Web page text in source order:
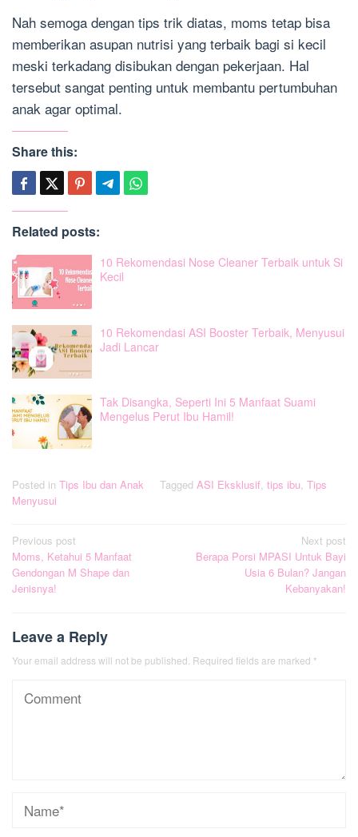
Nah semoga dengan tips trik diatas, moms tetap bisa
memberikan asupan nutrisi yang terbaik bagi si kecil
meski terkadang disibukan dengan pekerjaan. Hal
tersebut sangat penting untuk membantu pertumbuhan
anak agar optimal.
Share this:
Related posts:
10 Rekomendasi Nose Cleaner Terbaik untuk Si
Kecil
10 Rekomendasi ASI Booster Terbaik, Menyusui
Jadi Lancar
Tak Disangka, Seperti Ini 5 Manfaat Suami
Mengelus Perut Ibu Hamil!
Posted in Tips Ibu dan Anak Tagged ASI Eksklusif tips ibu Tips
Menyusui
Post
navigation
Previous post
Moms, Ketahui 5 Manfaat
Gendongan M Shape dan
Jenisnya!
Next post
Berapa Porsi MPASI Untuk Bayi
Usia 6 Bulan? Jangan
Kebanyakan!
Leave a Reply
Your email address will not be published. Required fields are marked *